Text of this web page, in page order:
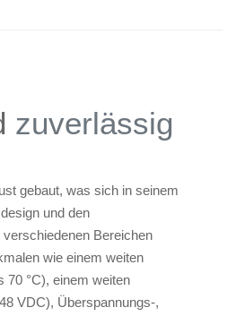
zuverlässig
gebaut, was sich in seinem
und den
verschiedenen Bereichen
wie einem weiten
70 °C), einem weiten
VDC), Überspannungs-,